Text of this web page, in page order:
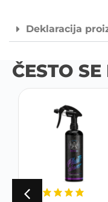
Deklaracija
ČESTO